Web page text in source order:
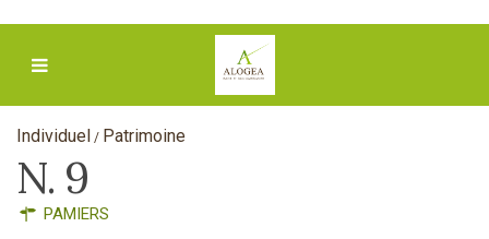
Individuel / Patrimoine
N. 9
PAMIERS